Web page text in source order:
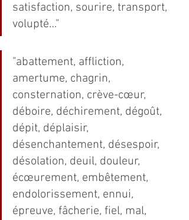
satisfaction, sourire, transport,
volupté…"
"abattement, affliction,
amertume, chagrin,
consternation, crève-cœur,
déboire, déchirement, dégoût,
dépit, déplaisir,
désenchantement, désespoir,
désolation, deuil, douleur,
écœurement, embêtement,
endolorissement, ennui,
épreuve, fâcherie, fiel, mal,